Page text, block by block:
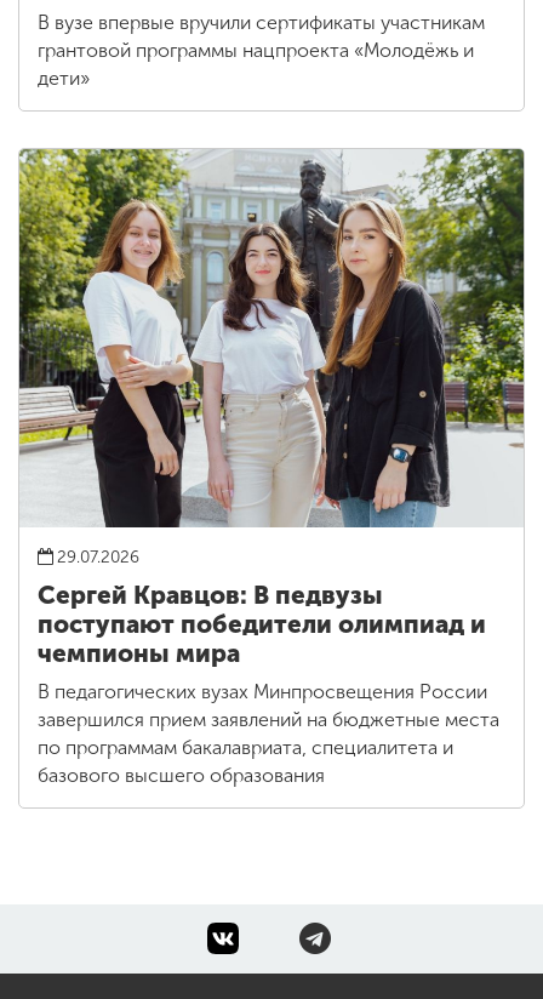
В вузе впервые вручили сертификаты участникам
грантовой программы нацпроекта «Молодёжь и
дети»
29.07.2026
Сергей Кравцов: В педвузы
поступают победители олимпиад и
чемпионы мира
В педагогических вузах Минпросвещения России
завершился прием заявлений на бюджетные места
по программам бакалавриата, специалитета и
базового высшего образования